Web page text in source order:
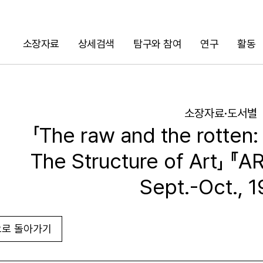
소장자료 상세검색 탐구와 참여 연구 활동
검색
소장자료·도서별
「The raw and the
The Structure of Art」 『
Sept.-Oct.,
돌아가기